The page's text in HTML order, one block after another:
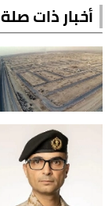
أخبار ذات صلة